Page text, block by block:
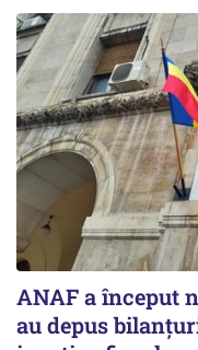
ANAF a început
au depus